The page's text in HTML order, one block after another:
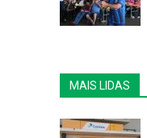
MAIS LIDAS